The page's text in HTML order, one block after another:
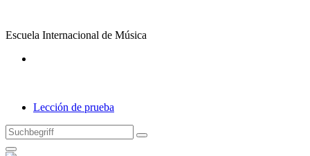
contenido
Escuela Internacional de Música
Lección de prueba
Suchen
nach: